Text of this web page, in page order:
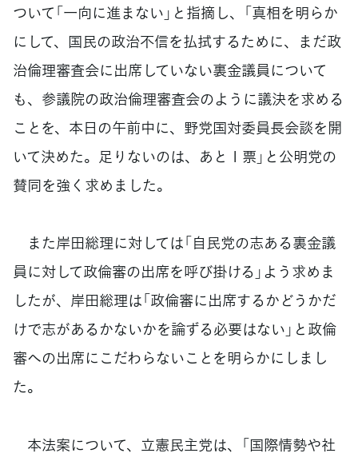
ついて「一向に進まない」と指摘し、「真相を明らか
にして、国民の政治不信を払拭するために、まだ政
治倫理審査会に出席していない裏金議員について
も、参議院の政治倫理審査会のように議決を求める
ことを、本日の午前中に、野党国対委員長会談を開
いて決めた。足りないのは、あと１票」と公明党の
賛同を強く求めました。
また岸田総理に対しては「自民党の志ある裏金議
員に対して政倫審の出席を呼び掛ける」よう求めま
したが、岸田総理は「政倫審に出席するかどうかだ
けで志があるかないかを論ずる必要はない」と政倫
審への出席にこだわらないことを明らかにしまし
た。
本法案について、立憲民主党は、「国際情勢や社